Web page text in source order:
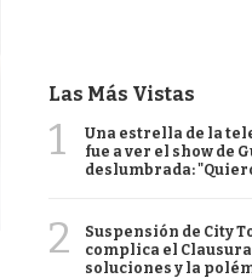
Las Más Vistas
1
Una estrella de la
fue a ver el show de
deslumbrada:
2
Suspensión de City
complica el
soluciones y la